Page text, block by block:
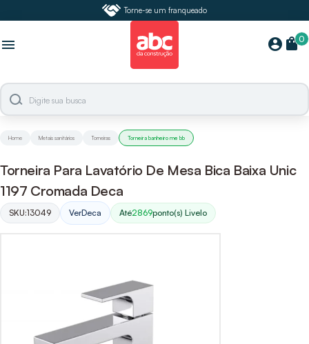
Torne-se um franqueado
menu account_circle 0
shopping_bag
Home Metais sanitários Torneiras Torneira banheiro me bb
Torneira Para Lavatório De Mesa Bica Baixa Unic
1197 Cromada Deca
SKU:13049 VerDeca Até2869ponto(s) Livelo